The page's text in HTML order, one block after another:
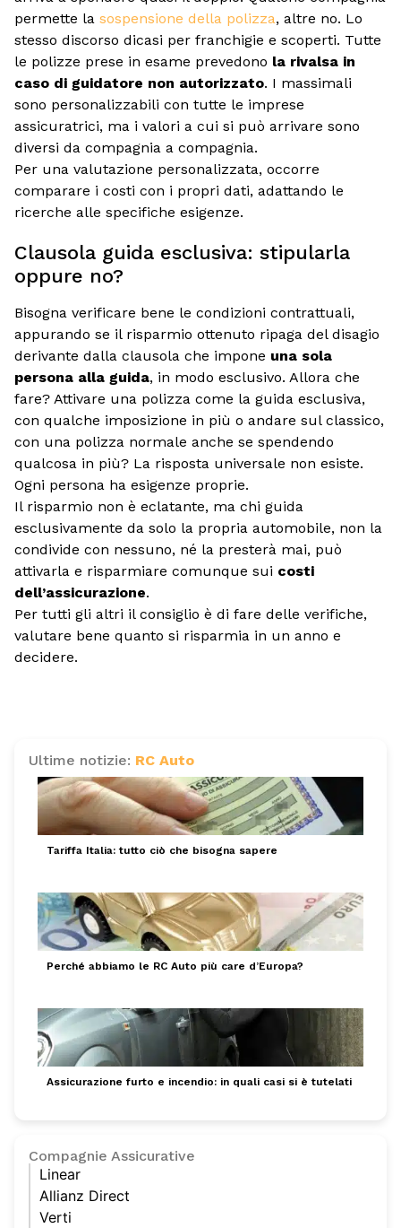
permette la sospensione della polizza, altre no. Lo
stesso discorso dicasi per franchigie e scoperti. Tutte
le polizze prese in esame prevedono la rivalsa in
caso di guidatore non autorizzato. I massimali
sono personalizzabili con tutte le imprese
assicuratrici, ma i valori a cui si può arrivare sono
diversi da compagnia a compagnia.
Per una valutazione personalizzata, occorre
comparare i costi con i propri dati, adattando le
ricerche alle specifiche esigenze.
Clausola guida esclusiva: stipularla
oppure no?
Bisogna verificare bene le condizioni contrattuali,
appurando se il risparmio ottenuto ripaga del disagio
derivante dalla clausola che impone una sola
persona alla guida, in modo esclusivo. Allora che
fare? Attivare una polizza come la guida esclusiva,
con qualche imposizione in più o andare sul classico,
con una polizza normale anche se spendendo
qualcosa in più? La risposta universale non esiste.
Ogni persona ha esigenze proprie.
Il risparmio non è eclatante, ma chi guida
esclusivamente da solo la propria automobile, non la
condivide con nessuno, né la presterà mai, può
attivarla e risparmiare comunque sui costi
dell’assicurazione.
Per tutti gli altri il consiglio è di fare delle verifiche,
valutare bene quanto si risparmia in un anno e
decidere.
Ultime notizie: RC Auto
Tariffa Italia: tutto ciò che bisogna sapere
Perché abbiamo le RC Auto più care d’Europa?
Assicurazione furto e incendio: in quali casi si è tutelati
Compagnie Assicurative
Linear
Allianz Direct
Verti